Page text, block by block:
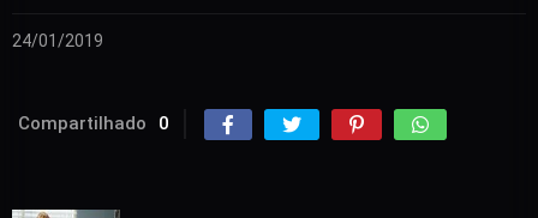
24/01/2019
Compartilhado 0